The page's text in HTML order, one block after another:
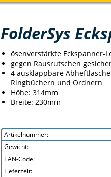
FolderSys
ösenverstärkte Eckspanner-
gegen Rausrutschen
4 ausklappbare
Ringbüchern und Ordnern
Höhe: 314mm
Breite: 230mm
Artikelnummer:
Gewicht:
EAN-Code:
Lieferzeit: